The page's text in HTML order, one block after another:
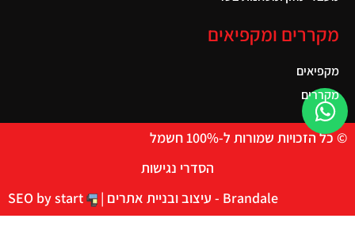
מקררים ומקפיאים
מקפיאים
מקררים
© כל הזכויות שמורות ל-100% חשמל
הסדרי נגישות
Brandale - עיצוב ובניית אתרים |